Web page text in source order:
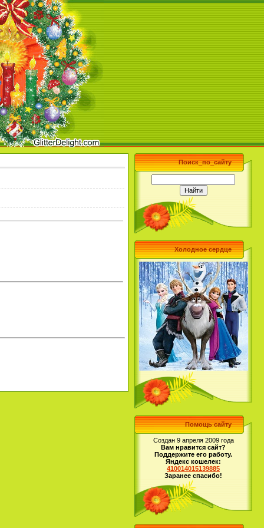
Поиск_по_сайту
Холодное сердце
Помощь сайту
Создан 9 апреля 2009 года
Вам нравится сайт?
Поддержите его работу.
Яндекс кошелек:
410014015139885
Заранее спасибо!